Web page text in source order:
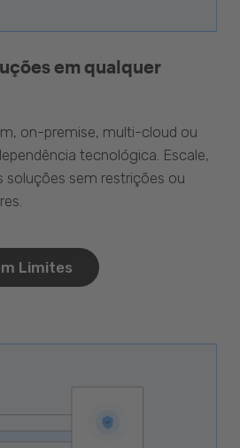
em qualquer
on-premise, multi-cloud ou
tecnológica. Escale,
soluções sem restrições ou
Limites